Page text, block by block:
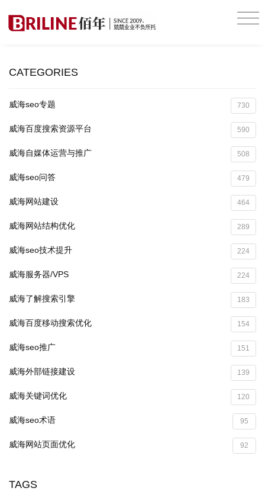
CATEGORIES
威海seo专题 730
威海百度搜索资源平台 590
威海自媒体运营与推广 508
威海seo问答 479
威海网站建设 464
威海网站结构优化 289
威海seo技术提升 224
威海服务器/VPS 224
威海了解搜索引擎 183
威海百度移动搜索优化 154
威海seo推广 151
威海外部链接建设 139
威海关键词优化 120
威海seo术语 95
威海网站页面优化 92
TAGS